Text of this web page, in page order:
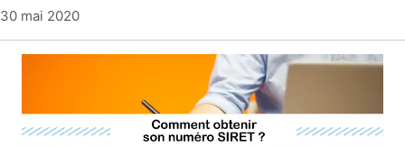
30 mai 2020